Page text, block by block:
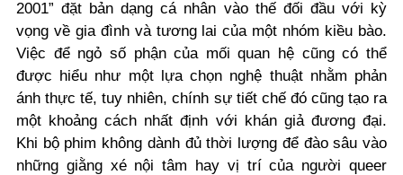
2001” đặt bản dạng cá nhân vào thế đối đầu với kỳ
vọng về gia đình và tương lai của một nhóm kiều bào.
Việc để ngỏ số phận của mối quan hệ cũng có thể
được hiểu như một lựa chọn nghệ thuật nhằm phản
ánh thực tế, tuy nhiên, chính sự tiết chế đó cũng tạo ra
một khoảng cách nhất định với khán giả đương đại.
Khi bộ phim không dành đủ thời lượng để đào sâu vào
những giằng xé nội tâm hay vị trí của người queer